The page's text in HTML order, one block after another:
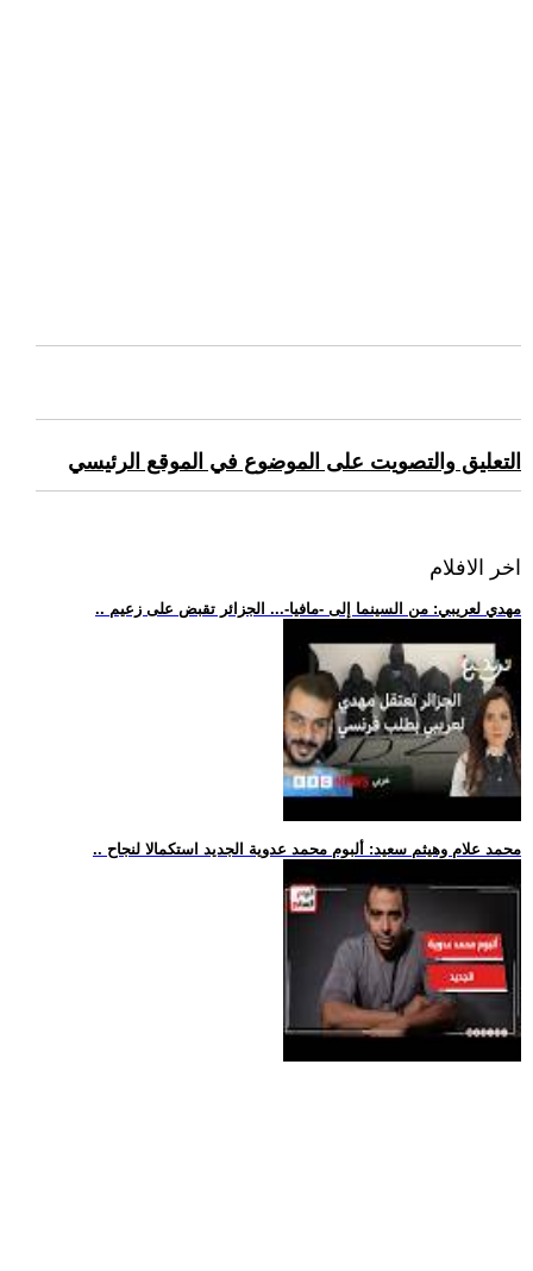
التعليق والتصويت على الموضوع في الموقع الرئيسي
اخر الافلام
.. مهدي لعريبي: من السينما إلى -مافيا-... الجزائر تقبض على زعيم
.. محمد علام وهيثم سعيد: ألبوم محمد عدوية الجديد استكمالا لنجاح